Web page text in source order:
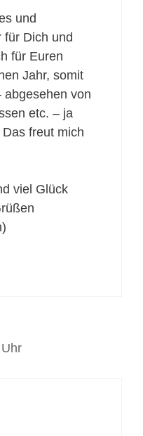
und
für Dich und
für Euren
Jahr, somit
abgesehen von
etc. – ja
freut mich
viel Glück